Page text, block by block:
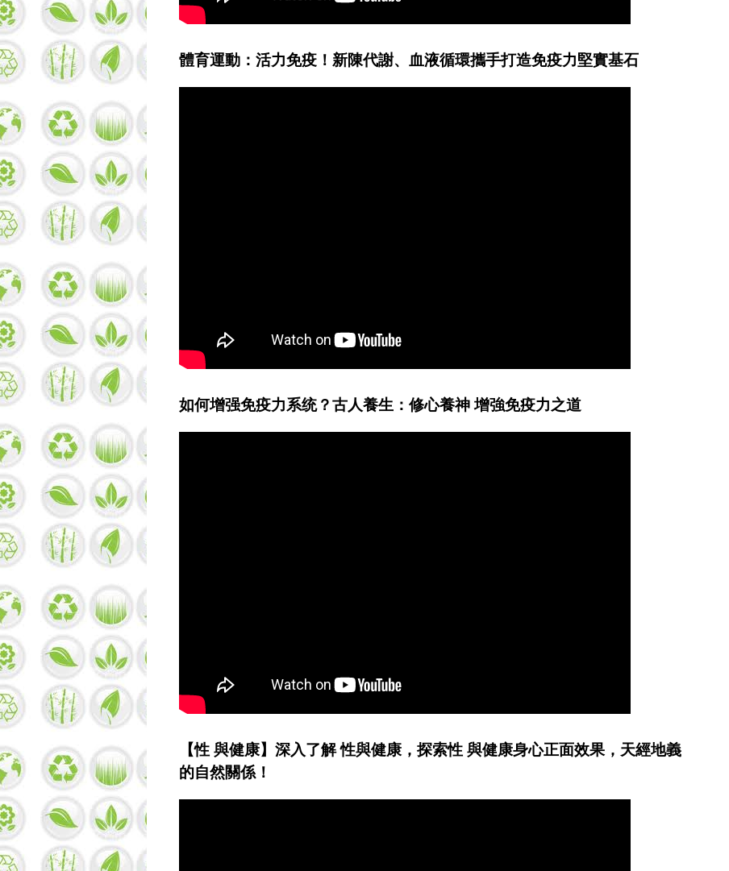
體育運動：活力免疫！新陳代謝、血液循環攜手打造免疫力堅實基石
如何增强免疫力系统？古人養生：修心養神 增強免疫力之道
【性 與健康】深入了解 性與健康，探索性 與健康身心正面效果，天經地義
的自然關係！